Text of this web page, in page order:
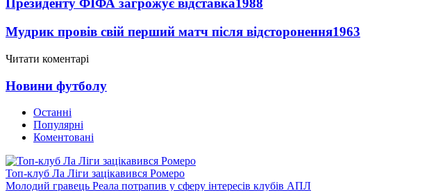
Президенту ФІФА загрожує відставка1988
Мудрик провів свій перший матч після відсторонення1963
Читати коментарі
Новини футболу
Останні
Популярні
Коментовані
Топ-клуб Ла Ліги зацікавився Ромеро
Молодий гравець Реала потрапив у сферу інтересів клубів АПЛ